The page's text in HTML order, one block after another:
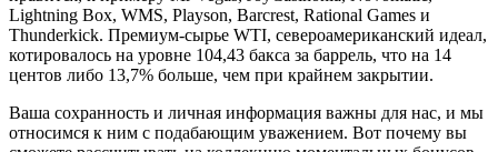
Lightning Box, WMS, Playson, Barcrest, Rational Games и
Thunderkick. Премиум-сырье WTI, североамериканский идеал,
котировалось на уровне 104,43 бакса за баррель, что на 14
центов либо 13,7% больше, чем при крайнем закрытии.
Ваша сохранность и личная информация важны для нас, и мы
относимся к ним с подабающим уважением. Вот почему вы